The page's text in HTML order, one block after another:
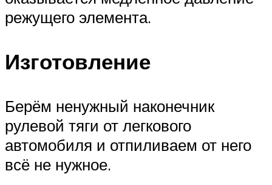
режущего элемента.
Изготовление
Берём ненужный наконечник
рулевой тяги от легкового
автомобиля и отпиливаем от него
всё не нужное.